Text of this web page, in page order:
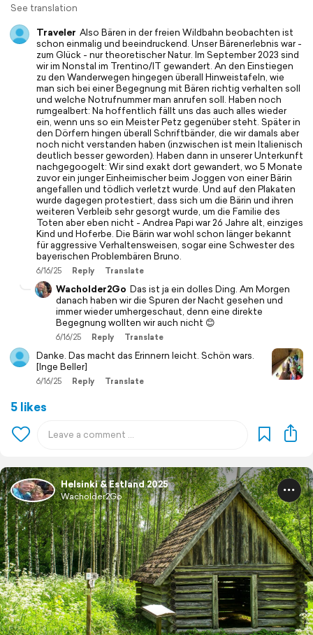
See translation
Traveler Also Bären in der freien Wildbahn beobachten ist
schon einmalig und beeindruckend. Unser Bärenerlebnis war -
zum Glück - nur theoretischer Natur. Im September 2023 sind
wir im Nonstal im Trentino/IT gewandert. An den Einstiegen
zu den Wanderwegen hingegen überall Hinweistafeln, wie
man sich bei einer Begegnung mit Bären richtig verhalten soll
und welche Notrufnummer man anrufen soll. Haben noch
rumgealbert: Na hoffentlich fällt uns das auch alles wieder
ein, wenn uns so ein Meister Petz gegenüber steht. Später in
den Dörfern hingen überall Schriftbänder, die wir damals aber
noch nicht verstanden haben (inzwischen ist mein Italienisch
deutlich besser geworden). Haben dann in unserer Unterkunft
nachgegoogelt: Wir sind exakt dort gewandert, wo 5 Monate
zuvor ein junger Einheimischer beim Joggen von einer Bärin
angefallen und tödlich verletzt wurde. Und auf den Plakaten
wurde dagegen protestiert, dass sich um die Bärin und ihren
weiteren Verbleib sehr gesorgt wurde, um die Familie des
Toten aber eben nicht - Andrea Papi war 26 Jahre alt, einziges
Kind und Hoferbe. Die Bärin war wohl schon länger bekannt
für aggressive Verhaltensweisen, sogar eine Schwester des
bayerischen Problembären Bruno.
6/16/25 Reply Translate
Wacholder2Go Das ist ja ein dolles Ding. Am Morgen
danach haben wir die Spuren der Nacht gesehen und
immer wieder umhergeschaut, denn eine direkte
Begegnung wollten wir auch nicht 😊
6/16/25 Reply Translate
Danke. Das macht das Erinnern leicht. Schön wars.
[Inge Beller]
6/16/25 Reply Translate
5 likes
Helsinki & Estland 2025
Wacholder2Go